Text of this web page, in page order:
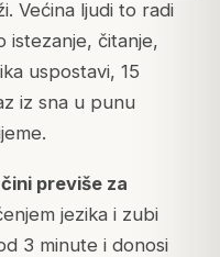
Većina ljudi to radi
istezanje, čitanje,
uspostavi, 15
iz sna u punu
previše za
jezika i zubi
3 minute i donosi